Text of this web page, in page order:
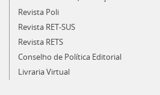
Revista Poli
Revista RET-SUS
Revista RETS
Conselho de Política Editorial
Livraria Virtual